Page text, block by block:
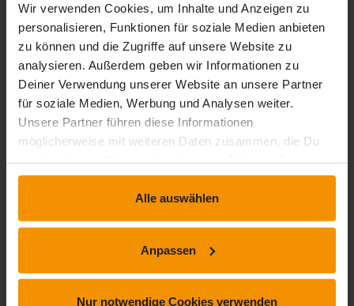
Wir verwenden Cookies, um Inhalte und Anzeigen zu
personalisieren, Funktionen für soziale Medien anbieten
zu können und die Zugriffe auf unsere Website zu
analysieren. Außerdem geben wir Informationen zu
Deiner Verwendung unserer Website an unsere Partner
für soziale Medien, Werbung und Analysen weiter.
Unsere Partner führen diese Informationen
möglicherweise mit weiteren Daten zusammen, die Du
Nutzung der Dienste gesammelt haben.
Alle auswählen
Anpassen
Nur notwendige Cookies verwenden
ONLINE MARKETING
Einführung ins Online-Marketing
inkl. MwSt. 84,